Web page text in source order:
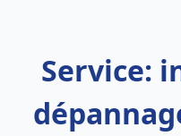
Service: